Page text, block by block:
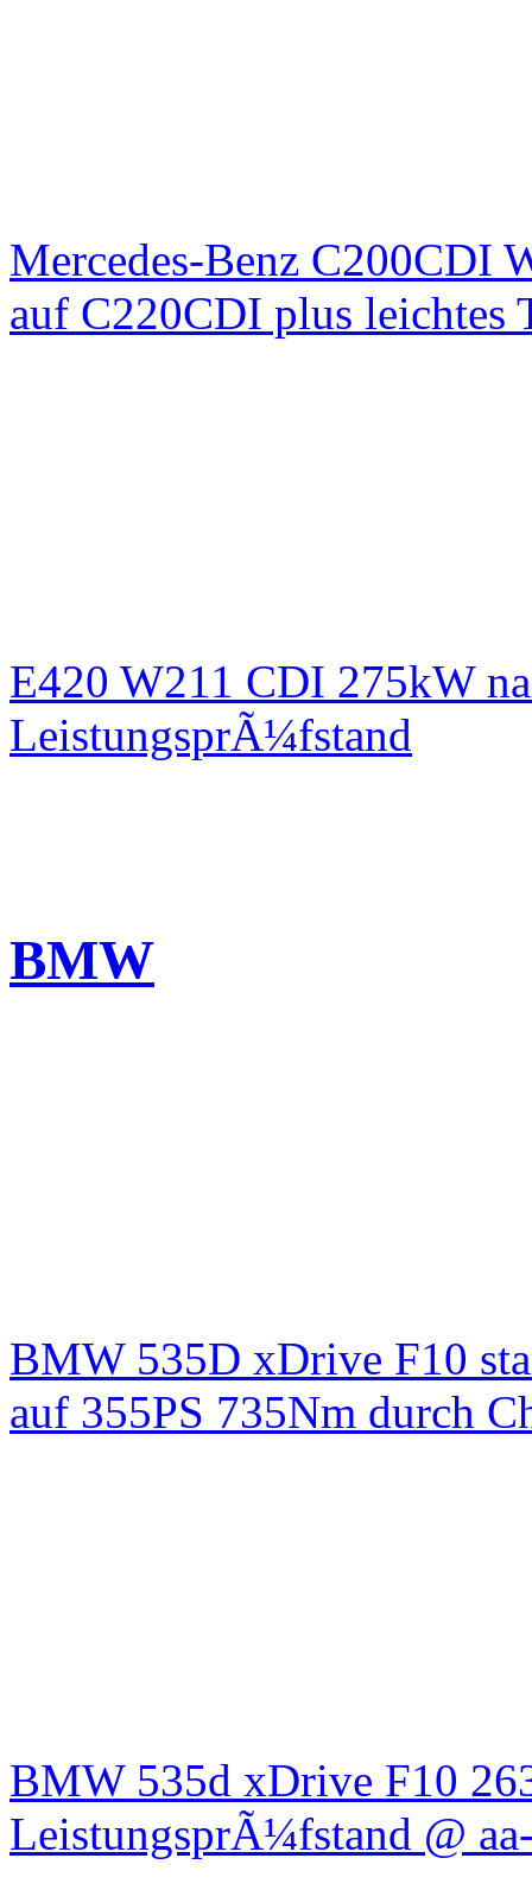
Mercedes-Benz C200CDI
auf C220CDI plus
E420 W211 CDI 275kW
LeistungsprÃ¼fstand
BMW
BMW 535D xDrive F10
auf 355PS 735Nm durch
BMW 535d xDrive F10
LeistungsprÃ¼fstand @